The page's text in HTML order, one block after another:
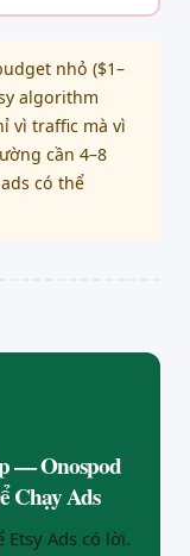
nhỏ ($1–
algorithm
vì traffic mà vì
cần 4–8
có thể
— Onospod
Chạy Ads
Etsy Ads có lời.